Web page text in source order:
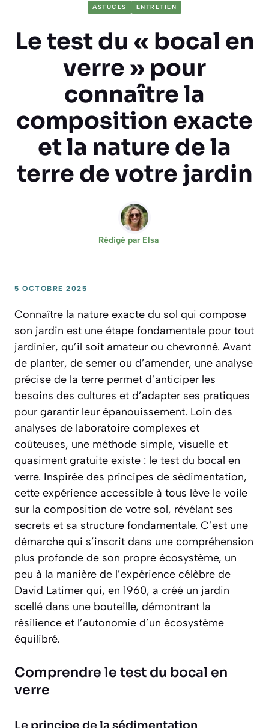
ASTUCES ENTRETIEN
Le test du « bocal en
verre » pour
connaître la
composition exacte
et la nature de la
terre de votre jardin
Rédigé par Elsa
5 OCTOBRE 2025
Connaître la nature exacte du sol qui compose
son jardin est une étape fondamentale pour tout
jardinier, qu’il soit amateur ou chevronné. Avant
de planter, de semer ou d’amender, une analyse
précise de la terre permet d’anticiper les
besoins des cultures et d’adapter ses pratiques
pour garantir leur épanouissement. Loin des
analyses de laboratoire complexes et
coûteuses, une méthode simple, visuelle et
quasiment gratuite existe : le test du bocal en
verre. Inspirée des principes de sédimentation,
cette expérience accessible à tous lève le voile
sur la composition de votre sol, révélant ses
secrets et sa structure fondamentale. C’est une
démarche qui s’inscrit dans une compréhension
plus profonde de son propre écosystème, un
peu à la manière de l’expérience célèbre de
David Latimer qui, en 1960, a créé un jardin
scellé dans une bouteille, démontrant la
résilience et l’autonomie d’un écosystème
équilibré.
Comprendre le test du bocal en
verre